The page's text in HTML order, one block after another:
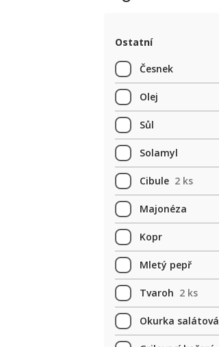
Ostatní
Česnek
Olej
Sůl
Solamyl
Cibule 2 ks
Majonéza
Kopr
Mletý pepř
Tvaroh 2 ks
Okurka salátová